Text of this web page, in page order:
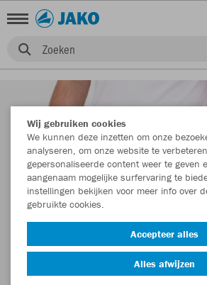
Zoeken
Wij gebruiken cookies
We kunnen deze inzetten om onze
analyseren, om onze website te
gepersonaliseerde content weer te geven
aangenaam mogelijke surfervaring te
instellingen bekijken voor meer info over
gebruikte cookies.
Accepteer alles
Alles afwijzen